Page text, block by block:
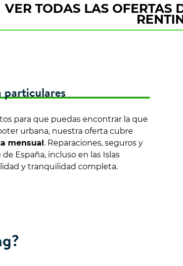
VER TODAS LAS OFERTAS
particulares
para que puedas encontrar la que
urbana, nuestra oferta cubre
mensual. Reparaciones, seguros y
España, incluso en las Islas
y tranquilidad completa.